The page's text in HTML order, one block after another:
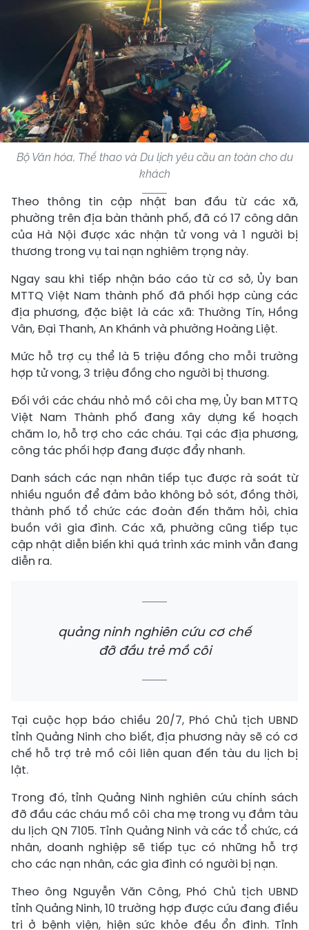
Bộ Văn hóa, Thể thao và Du lịch yêu cầu an toàn cho du
khách
Theo thông tin cập nhật ban đầu từ các xã,
phường trên địa bàn thành phố, đã có 17 công dân
của Hà Nội được xác nhận tử vong và 1 người bị
thương trong vụ tai nạn nghiêm trọng này.
Ngay sau khi tiếp nhận báo cáo từ cơ sở, Ủy ban
MTTQ Việt Nam thành phố đã phối hợp cùng các
địa phương, đặc biệt là các xã: Thường Tín, Hồng
Vân, Đại Thanh, An Khánh và phường Hoàng Liệt.
Mức hỗ trợ cụ thể là 5 triệu đồng cho mỗi trường
hợp tử vong, 3 triệu đồng cho người bị thương.
Đối với các cháu nhỏ mồ côi cha mẹ, Ủy ban MTTQ
Việt Nam Thành phố đang xây dựng kế hoạch
chăm lo, hỗ trợ cho các cháu. Tại các địa phương,
công tác phối hợp đang được đẩy nhanh.
Danh sách các nạn nhân tiếp tục được rà soát từ
nhiều nguồn để đảm bảo không bỏ sót, đồng thời,
thành phố tổ chức các đoàn đến thăm hỏi, chia
buồn với gia đình. Các xã, phường cũng tiếp tục
cập nhật diễn biến khi quá trình xác minh vẫn đang
diễn ra.
quảng ninh nghiên cứu cơ chế
đỡ đầu trẻ mồ côi
Tại cuộc họp báo chiều 20/7, Phó Chủ tịch UBND
tỉnh Quảng Ninh cho biết, địa phương này sẽ có cơ
chế hỗ trợ trẻ mồ côi liên quan đến tàu du lịch bị
lật.
Trong đó, tỉnh Quảng Ninh nghiên cứu chính sách
đỡ đầu các cháu mồ côi cha mẹ trong vụ đắm tàu
du lịch QN 7105. Tỉnh Quảng Ninh và các tổ chức, cá
nhân, doanh nghiệp sẽ tiếp tục có những hỗ trợ
cho các nạn nhân, các gia đình có người bị nạn.
Theo ông Nguyễn Văn Công, Phó Chủ tịch UBND
tỉnh Quảng Ninh, 10 trường hợp được cứu đang điều
trị ở bệnh viện, hiện sức khỏe đều ổn định. Tỉnh